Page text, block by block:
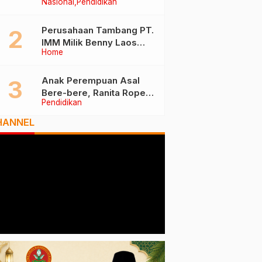
Tiga Besar Nasional, Tim
Ternate
Home
Perusahaan Tambang PT.
IMM Milik Benny Laos
Diduga Tak Miliki Izin HPH
Pendidikan
Anak Perempuan Asal
Bere-bere, Ranita Rope
Dikukuhkan Sebagai Guru